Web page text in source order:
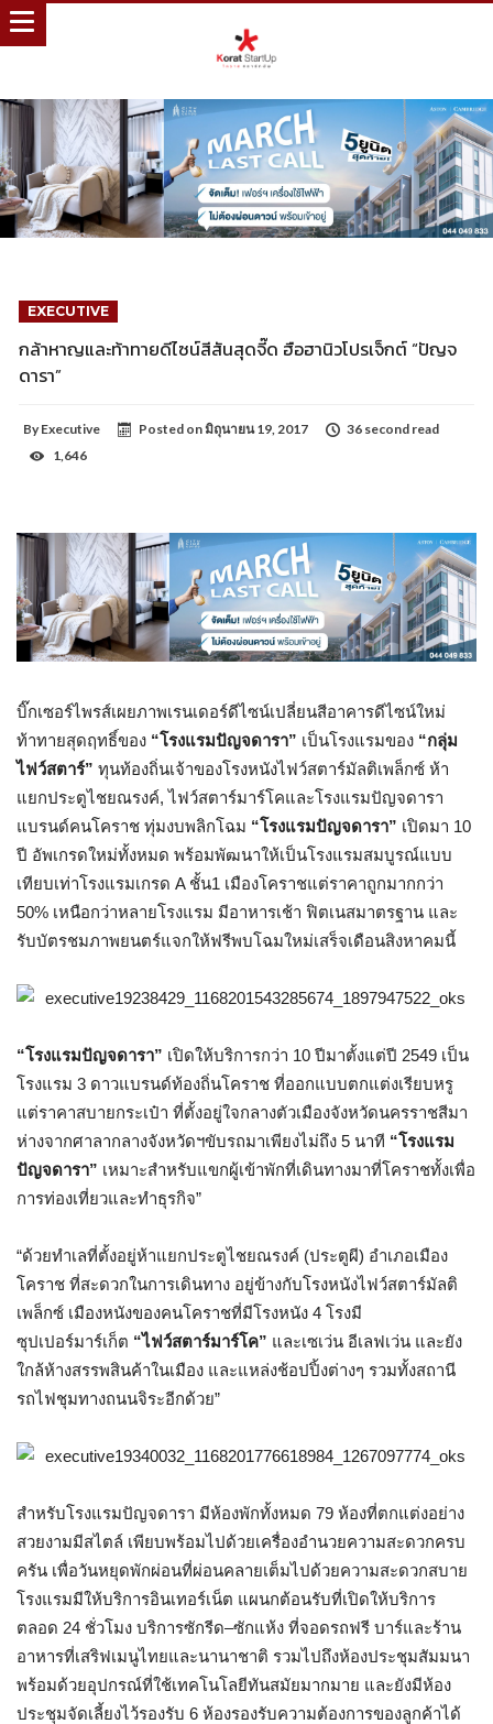
EXECUTIVE
กล้าหาญและท้าทายดีไซน์สีสันสุดจี๊ด ฮือฮานิวโปรเจ็กต์ “ปัญจ
ดารา”
By Executive Posted onมิถุนายน 19, 2017
36 second read
1,646
บิ๊กเซอร์ไพรส์เผยภาพเรนเดอร์ดีไซน์เปลี่ยนสีอาคารดีไซน์ใหม่
ท้าทายสุดฤทธิ์ของ “โรงแรมปัญจดารา” เป็นโรงแรมของ “กลุ่ม
ไฟว์สตาร์” ทุนท้องถิ่นเจ้าของโรงหนังไฟว์สตาร์มัลติเพล็กซ์ ห้า
แยกประตูไชยณรงค์,ไฟว์สตาร์มาร์โคและโรงแรมปัญจดารา
แบรนด์คนโคราช ทุ่มงบพลิกโฉม “โรงแรมปัญจดารา” เปิดมา 10
ปี อัพเกรดใหม่ทั้งหมด พร้อมพัฒนาให้เป็นโรงแรมสมบูรณ์แบบ
เทียบเท่าโรงแรมเกรด A ชั้น1 เมืองโคราชแต่ราคาถูกมากกว่า
50% เหนือกว่าหลายโรงแรม มีอาหารเช้า ฟิตเนสมาตรฐาน และ
รับบัตรชมภาพยนตร์แจกให้ฟรีพบโฉมใหม่เสร็จเดือนสิงหาคมนี้
“โรงแรมปัญจดารา” เปิดให้บริการกว่า 10 ปีมาตั้งแต่ปี 2549 เป็น
โรงแรม 3 ดาวแบรนด์ท้องถิ่นโคราช ที่ออกแบบตกแต่งเรียบหรู
แต่ราคาสบายกระเป๋า ที่ตั้งอยู่ใจกลางตัวเมืองจังหวัดนครราชสีมา
ห่างจากศาลากลางจังหวัดฯขับรถมาเพียงไม่ถึง 5 นาที “โรงแรม
ปัญจดารา” เหมาะสำหรับแขกผู้เข้าพักที่เดินทางมาที่โคราชทั้งเพื่อ
การท่องเที่ยวและทำธุรกิจ”
“ด้วยทำเลที่ตั้งอยู่ห้าแยกประตูไชยณรงค์ (ประตูผี) อำเภอเมือง
โคราช ที่สะดวกในการเดินทาง อยู่ข้างกับโรงหนังไฟว์สตาร์มัลติ
เพล็กซ์ เมืองหนังของคนโคราชที่มีโรงหนัง 4 โรงมี
ซุปเปอร์มาร์เก็ต “ไฟว์สตาร์มาร์โค” และเซเว่น อีเลฟเว่น และยัง
ใกล้ห้างสรรพสินค้าในเมือง และแหล่งช้อปปิ้งต่างๆ รวมทั้งสถานี
รถไฟชุมทางถนนจิระอีกด้วย”
สำหรับโรงแรมปัญจดารา มีห้องพักทั้งหมด 79 ห้องที่ตกแต่งอย่าง
สวยงามมีสไตล์ เพียบพร้อมไปด้วยเครื่องอำนวยความสะดวกครบ
ครัน เพื่อวันหยุดพักผ่อนที่ผ่อนคลายเต็มไปด้วยความสะดวกสบาย
โรงแรมมีให้บริการอินเทอร์เน็ต แผนกต้อนรับที่เปิดให้บริการ
ตลอด 24 ชั่วโมง บริการซักรีด–ซักแห้ง ที่จอดรถฟรี บาร์และร้าน
อาหารที่เสริฟเมนูไทยและนานาชาติ รวมไปถึงห้องประชุมสัมมนา
พร้อมด้วยอุปกรณ์ที่ใช้เทคโนโลยีทันสมัยมากมาย และยังมีห้อง
ประชุมจัดเลี้ยงไว้รองรับ 6 ห้องรองรับความต้องการของลูกค้าได้